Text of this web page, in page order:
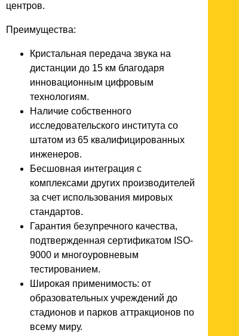
центров.
Преимущества:
Кристальная передача звука на
дистанции до 15 км благодаря
инновационным цифровым
технологиям.
Наличие собственного
исследовательского института со
штатом из 65 квалифицированных
инженеров.
Бесшовная интеграция с
комплексами других производителей
за счет использования мировых
стандартов.
Гарантия безупречного качества,
подтвержденная сертификатом ISO-
9000 и многоуровневым
тестированием.
Широкая применимость: от
образовательных учреждений до
стадионов и парков аттракционов по
всему миру.